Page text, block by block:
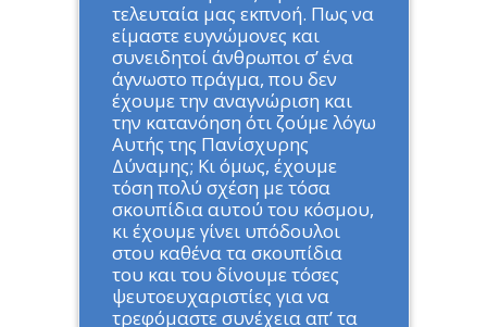
τελευταία μας εκπνοή. Πως να
είμαστε ευγνώμονες και
συνειδητοί άνθρωποι σ’ ένα
άγνωστο πράγμα, που δεν
έχουμε την αναγνώριση και
την κατανόηση ότι ζούμε λόγω
Αυτής της Πανίσχυρης
Δύναμης; Κι όμως, έχουμε
τόση πολύ σχέση με τόσα
σκουπίδια αυτού του κόσμου,
κι έχουμε γίνει υπόδουλοι
στου καθένα τα σκουπίδια
του και του δίνουμε τόσες
ψευτοευχαριστίες για να
τρεφόμαστε συνέχεια απ’ τα